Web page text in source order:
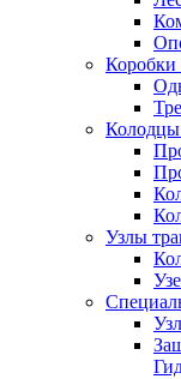
Коробки
Колодцы
Узлы